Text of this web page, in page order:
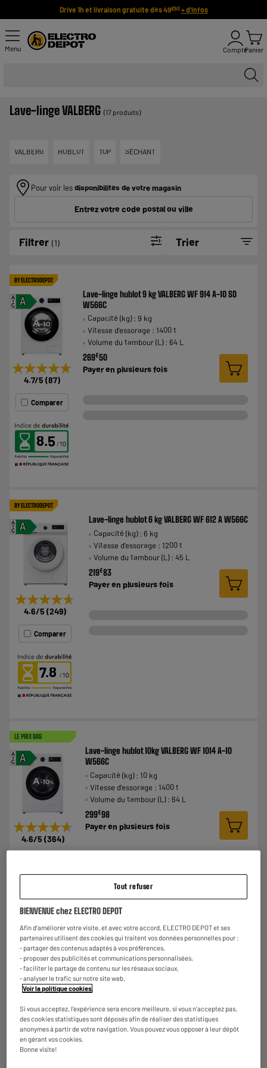
Drive 1h et livraison gratuite dès 49€90 + d'infos
Menu ComptePanier
Lave-linge VALBERG (17 produits)
VALBERG HUBLOT TOP SÉCHANT
Pour voir lesdisponibilités de votre magasin
Entrez votre code postal ou ville
Filtrer (1) Trier
BY ELECTRODEPOT
A
A
G
★★★★★
★★★★★
4.7/5 (87)
Comparer
8.5
Lave-linge hublot 9 kg VALBERG WF 914 A-10 SD
W566C
Capacité (kg) : 9 kg
Vitesse d'essorage : 1400 t
Volume du tambour (L) : 64 L
269€50
Payer enplusieurs fois
BY ELECTRODEPOT
A
A
G
★★★★★
★★★★★
4.6/5 (249)
Comparer
7.8
Lave-linge hublot 6 kg VALBERG WF 612 A W566C
Capacité (kg) : 6 kg
Vitesse d'essorage : 1200 t
Volume du tambour (L) : 45 L
219€83
Payer en plusieurs fois
LE PRIX BAS
A
A
G
★★★★★
★★★★★
4.6/5 (364)
8.2
Lave-linge hublot 10kg VALBERG WF 1014 A-10
W566C
Capacité (kg) : 10 kg
Vitesse d'essorage : 1400 t
Volume du tambour (L) : 64 L
299€98
Payer en plusieurs fois
BY ELECTRODEPOT
A
★★★★★
★★★★★
Lave-linge hublot 8 kg VALBERG WF 814 A-30 F
S566C
Vitesse d'essorage : 1400 t
Volume du tambour (L) : 53 L
Tout refuser
BIENVENUE chez ELECTRO DEPOT
Afin d'améliorer votre visite, et avec votre accord, ELECTRO DEPOT et ses
partenaires utilisent des cookies qui traitent vos données personnelles pour :
- partager des contenus adaptés à vos préférences,
- proposer des publicités et communications personnalisées,
- faciliter le partage de contenu sur les réseaux sociaux,
- analyser le trafic sur notre site web.
Voir la politique cookies.
Si vous acceptez, l'expérience sera encore meilleure, si vous n'acceptez pas,
des cookies statistiques sont déposés afin de réaliser des statistiques
anonymes à partir de votre navigation. Vous pouvez vous opposer à leur dépôt
en gérant vos cookies.
Bonne visite!